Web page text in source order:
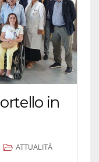
in
ATTUALITÀ